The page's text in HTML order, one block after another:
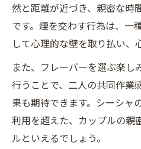
然と距離が近づき、親密な時
です。煙を交わす行為は、一
して心理的な壁を取り払い、
また、フレーバーを選ぶ楽し
行うことで、二人の共同作業
果も期待できます。シーシャ
利用を超えた、カップルの親
ルといえるでしょう。